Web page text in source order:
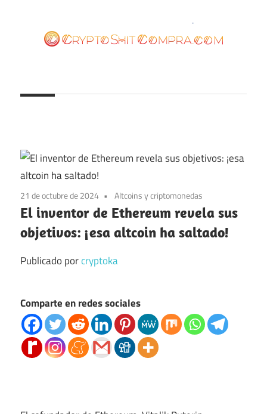
contenido
21 de octubre de 2024 Altcoins y criptomonedas
El inventor de Ethereum revela sus
objetivos: ¡esa altcoin ha saltado!
Publicado porcryptoka
Comparte en redes sociales